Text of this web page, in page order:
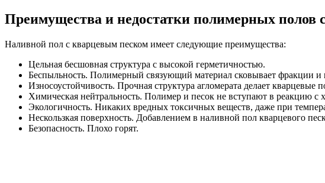
Преимущества и недостатки полимерных полов
Наливной пол с кварцевым песком имеет следующие преимущества:
Цельная бесшовная структура с высокой герметичностью.
Беспыльность. Полимерный связующий материал сковывает фракции и
Износоустойчивость. Прочная структура агломерата делает кварцевые
Химическая нейтральность. Полимер и песок не вступают в реакцию
Экологичность. Никаких вредных токсичных веществ, даже при
Нескользкая поверхность. Добавлением в наливной пол кварцевого
Безопасность. Плохо горят.